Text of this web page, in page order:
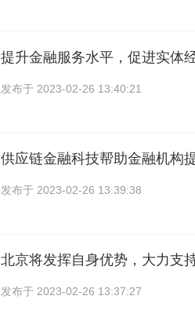
提升金融服务水平，促进实体
发布于 2023-02-26 13:40:21
供应链金融科技帮助金融机构
发布于 2023-02-26 13:39:38
北京将发挥自身优势，大力支
发布于 2023-02-26 13:37:27